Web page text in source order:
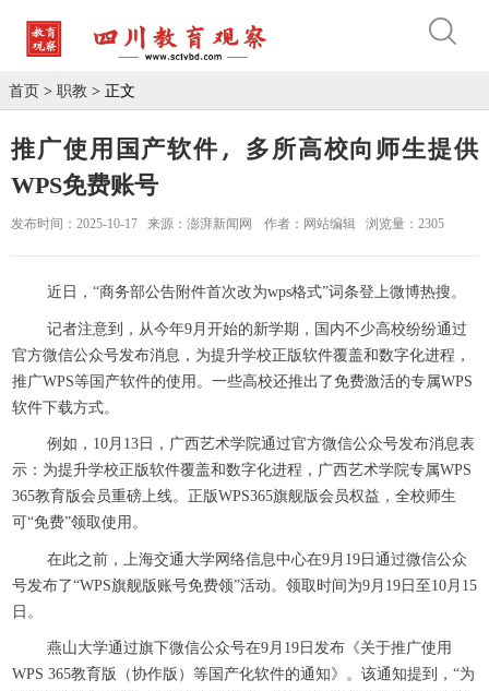
首页 > 职教 > 正文
推广使用国产软件，多所高校向师生提供
WPS免费账号
发布时间：2025-10-17 来源：澎湃新闻网 作者：网站编辑 浏览量：2305
近日，“商务部公告附件首次改为wps格式”词条登上微博热搜。
记者注意到，从今年9月开始的新学期，国内不少高校纷纷通过
官方微信公众号发布消息，为提升学校正版软件覆盖和数字化进程，
推广WPS等国产软件的使用。一些高校还推出了免费激活的专属WPS
软件下载方式。
例如，10月13日，广西艺术学院通过官方微信公众号发布消息表
示：为提升学校正版软件覆盖和数字化进程，广西艺术学院专属WPS
365教育版会员重磅上线。正版WPS365旗舰版会员权益，全校师生
可“免费”领取使用。
在此之前，上海交通大学网络信息中心在9月19日通过微信公众
号发布了“WPS旗舰版账号免费领”活动。领取时间为9月19日至10月15
日。
燕山大学通过旗下微信公众号在9月19日发布《关于推广使用
WPS 365教育版（协作版）等国产化软件的通知》。该通知提到，“为